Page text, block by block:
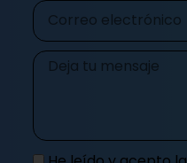
Correo
electrónico
Mensaje